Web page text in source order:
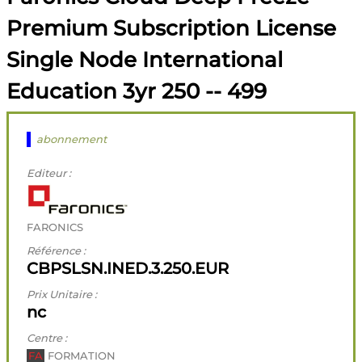
Premium Subscription License
Single Node International
Education 3yr 250 -- 499
abonnement
Editeur :
FARONICS
Référence :
CBPSLSN.INED.3.250.EUR
Prix Unitaire :
nc
Centre :
FA FORMATION